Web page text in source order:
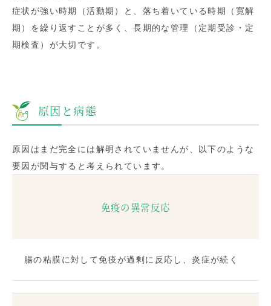
症状が強い時期（活動期）と、落ち着いている時期（寛解
期）を繰り返すことが多く、長期的な管理（定期受診・定
期検査）が大切です。
原因と病態
原因はまだ完全には解明されていませんが、以下のような
要因が関与すると考えられています。
免疫の異常反応
腸の粘膜に対して免疫が過剰に反応し、炎症が続く